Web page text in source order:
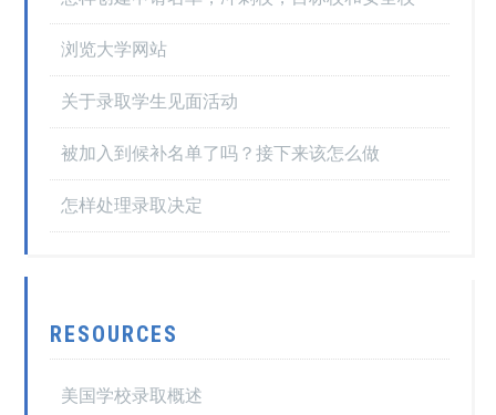
浏览大学网站
关于录取学生见面活动
被加入到候补名单了吗？接下来该怎么做
怎样处理录取决定
RESOURCES
美国学校录取概述